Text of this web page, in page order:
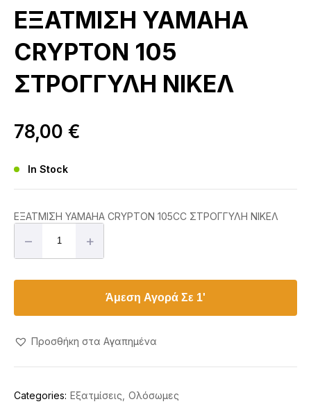
ΕΞΑΤΜΙΣΗ YAMAHA
CRYPTON 105
ΣΤΡΟΓΓΥΛΗ ΝΙΚΕΛ
78,00 €
In Stock
ΕΞΑΤΜΙΣΗ YAMAHA CRYPTON 105CC ΣΤΡΟΓΓΥΛΗ ΝΙΚΕΛ
– +
Άμεση Αγορά Σε 1'
Προσθήκη στα Αγαπημένα
Categories: Εξατμίσεις Ολόσωμες